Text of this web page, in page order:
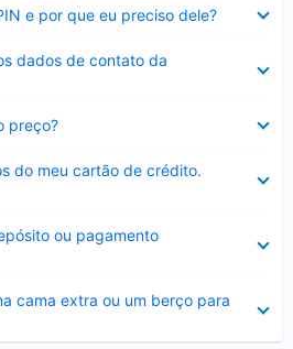
e por que eu preciso dele?
dados de contato da
preço?
do meu cartão de crédito.
ou pagamento
cama extra ou um berço para